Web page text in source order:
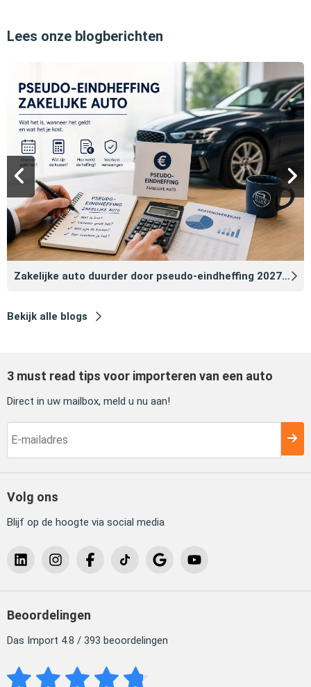
Lees onze blogberichten
Zakelijke auto duurder door pseudo‑eindheffing 2027: zo voorkomt u dat
Bekijk alle blogs
3 must read tips voor importeren van een auto
Direct in uw mailbox, meld u nu aan!
Volg ons
Blijf op de hoogte via social media
Beoordelingen
Das Import 4.8 / 393 beoordelingen